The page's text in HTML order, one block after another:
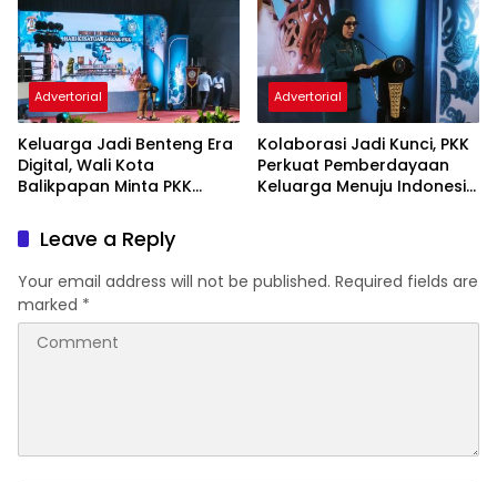
Advertorial
Keluarga Jadi Benteng Era
Digital, Wali Kota
Balikpapan Minta PKK
Karakter Generasi Muda
Advertorial
Kolaborasi Jadi Kunci, PKK
Perkuat Pemberdayaan
Keluarga Menuju Indonesia
Leave a Reply
Your email address will not be published. Required fields are
marked *